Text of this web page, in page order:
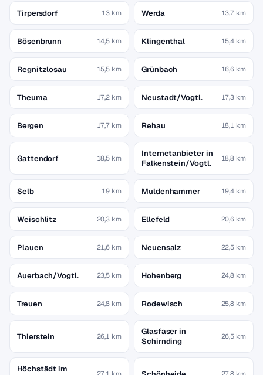
Tirpersdorf 13 km Werda 13,7 km
Bösenbrunn 14,5 km Klingenthal 15,4 km
Regnitzlosau 15,5 km Grünbach 16,6 km
Theuma 17,2 km Neustadt/Vogtl. 17,3 km
Bergen 17,7 km Rehau 18,1 km
Gattendorf 18,5 km
Internetanbieter in
Falkenstein/Vogtl.
18,8 km
Selb 19 km Muldenhammer 19,4 km
Weischlitz 20,3 km Ellefeld 20,6 km
Plauen 21,6 km Neuensalz 22,5 km
Auerbach/Vogtl. 23,5 km Hohenberg 24,8 km
Treuen 24,8 km Rodewisch 25,8 km
Thierstein 26,1 km
Glasfaser in
Schirnding
26,5 km
Höchstädt im